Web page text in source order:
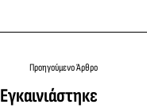
Προηγούμενο Άρθρο
Εγκαινιάστηκε